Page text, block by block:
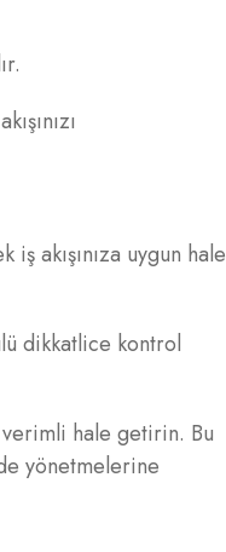
akışınıza uygun hale
dikkatlice kontrol
hale getirin. Bu
yönetmelerine